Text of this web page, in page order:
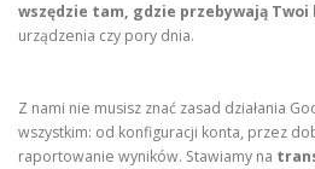
wszędzie tam, gdzie przebywają Twoi
urządzenia czy pory dnia.
Z nami nie musisz znać zasad działania
wszystkim: od konfiguracji konta, przez
raportowanie wyników. Stawiamy na